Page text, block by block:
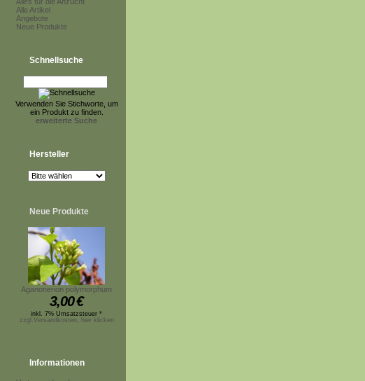
Alle Artikel
Angebote
Neue Produkte
Schnellsuche
Verwenden Sie Stichworte, um
ein Produkt zu finden.
erweiterte Suche
Hersteller
Neue Produkte
Aganonerion polymorphum
3,00€
inkl. 7% Umsatzsteuer *
zzgl.Versandkosten, hier klicken
Informationen